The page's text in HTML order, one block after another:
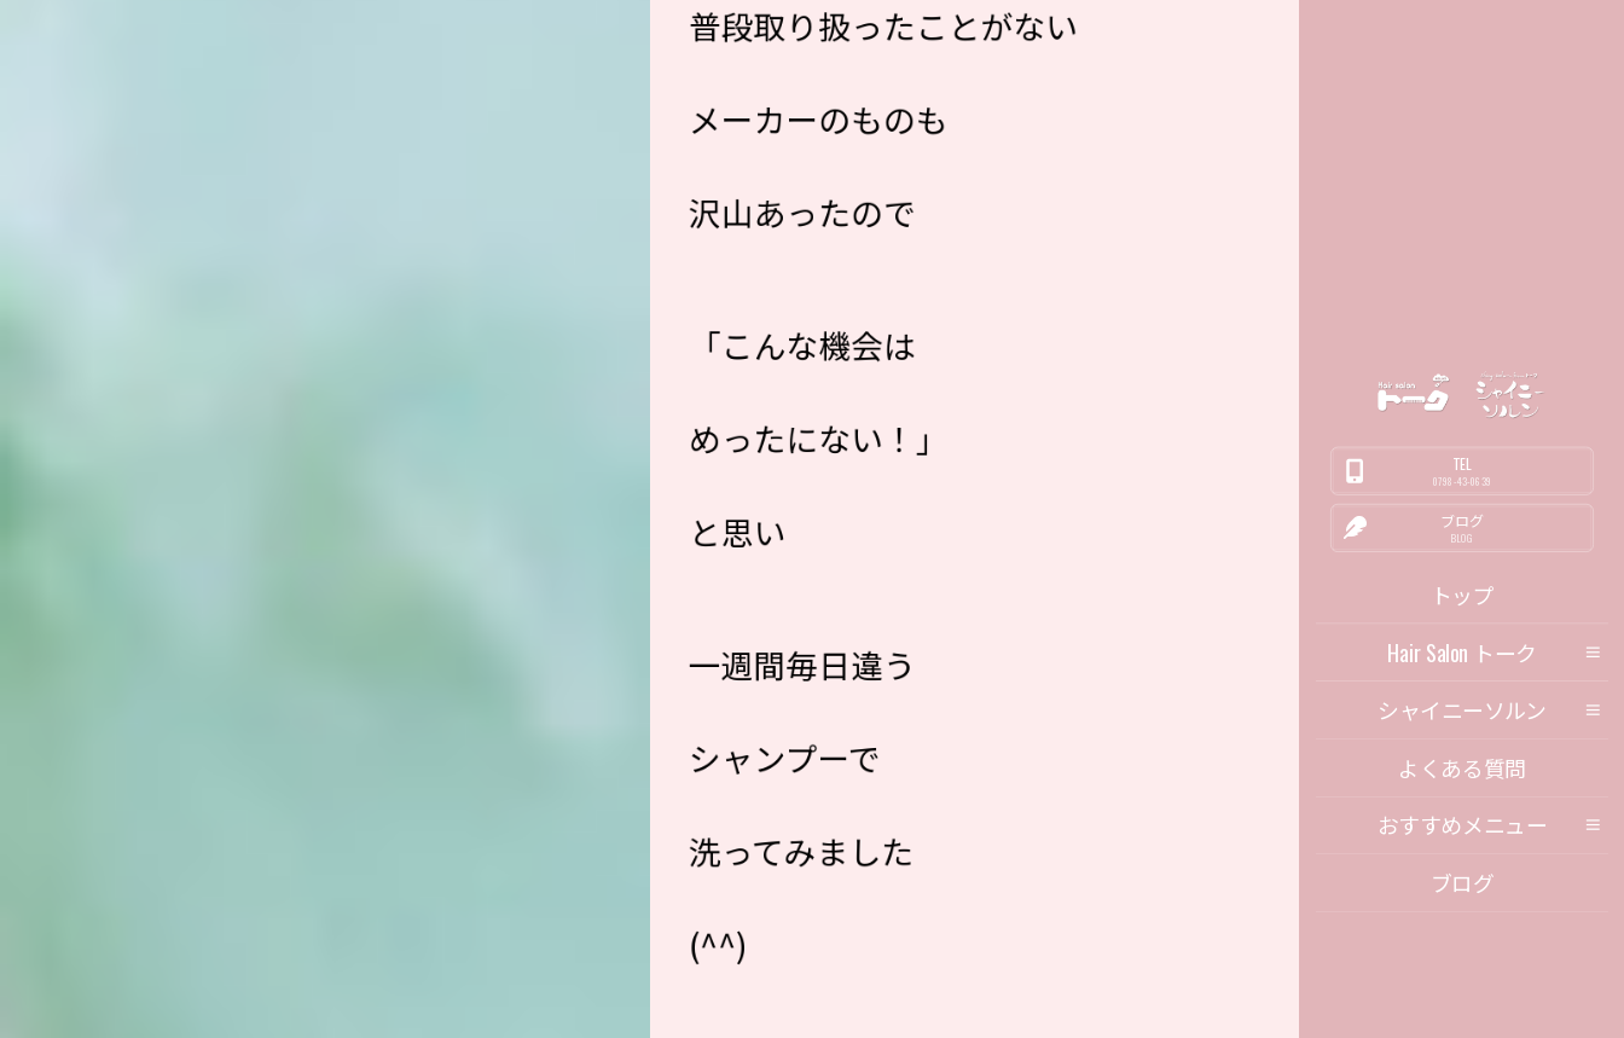
普段取り扱ったことがない
メーカーのものも
沢山あったので
「こんな機会は
めったにない！」
と思い
一週間毎日違う
シャンプーで
洗ってみました
(^^)
TEL
0798-43-0639
ブログ
BLOG
トップ
Hair Salon トーク
シャイニーソルン
よくある質問
おすすめメニュー
ブログ